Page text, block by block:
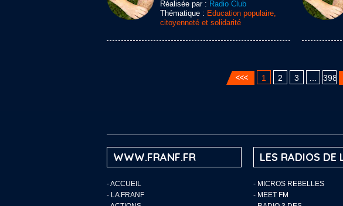
Réalisée par : Radio Club
Thématique : Education populaire,
citoyenneté et solidarité
1 2 3 398
WWW.FRANF.FR
-ACCUEIL
- LA FRANF
LES RADIOS DE
- MICROS REBELLES
- MEET FM